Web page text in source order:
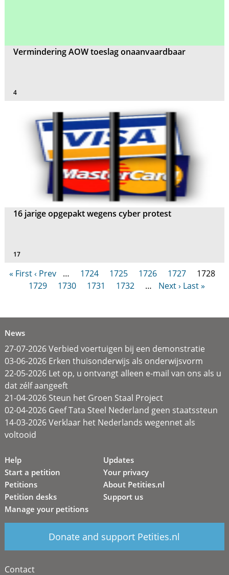
Vermindering AOW toeslag onaanvaardbaar
4
16 jarige opgepakt wegens cyber protest
17
« First‹ Prev … 1724 1725 1726 1727
1728
1729
1730 1731 1732 … Next › Last »
News
27-07-2026 Verbied voertuigen bij een demonstratie
03-06-2026 Erken thuisonderwijs als onderwijsvorm
22-05-2026 Let op, u ontvangt alleen e-mail van ons als u
dat zélf aangeeft
21-04-2026 Steun het Groen Staal Project
02-04-2026 Geef Tata Steel Nederland geen staatssteun
14-03-2026 Verklaar het Nederlands wegennet als
voltooid
Help
Start a petition
Petitions
Petition desks
Manage your petitions
Updates
Your privacy
About Petities.nl
Support us
Donate and support Petities.nl
Contact